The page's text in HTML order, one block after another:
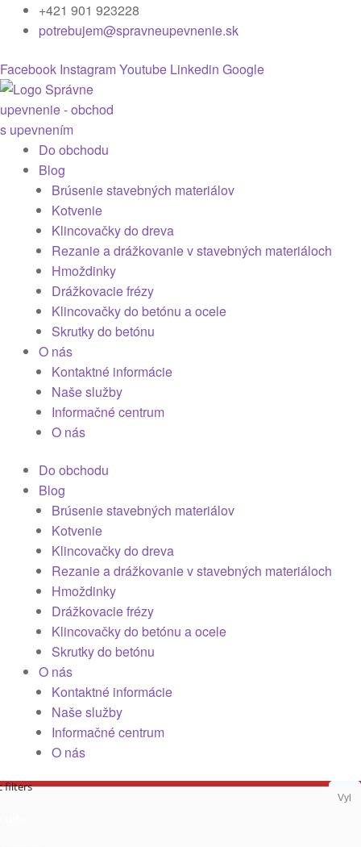
+421 901 923228
potrebujem@spravneupevnenie.sk
Facebook InstagramYoutube Linkedin Google
Do obchodu
Blog
Brúsenie stavebných materiálov
Kotvenie
Klincovačky do dreva
Rezanie a drážkovanie v stavebných materiáloch
Hmoždinky
Drážkovacie frézy
Klincovačky do betónu a ocele
Skrutky do betónu
O nás
Kontaktné informácie
Naše služby
Informačné centrum
O nás
Do obchodu
Blog
Brúsenie stavebných materiálov
Kotvenie
Klincovačky do dreva
Rezanie a drážkovanie v stavebných materiáloch
Hmoždinky
Drážkovacie frézy
Klincovačky do betónu a ocele
Skrutky do betónu
O nás
Kontaktné informácie
Naše služby
Informačné centrum
O nás
filters